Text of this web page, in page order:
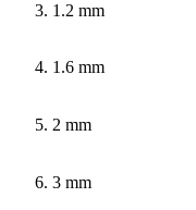
1.2 mm
1.6 mm
2 mm
3 mm